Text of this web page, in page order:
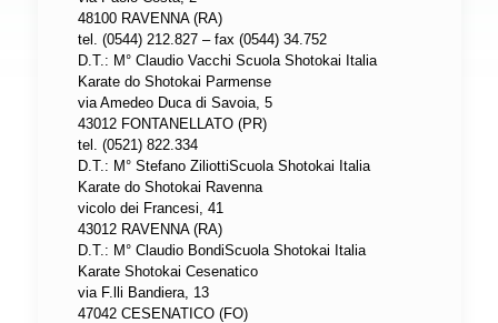
48100 RAVENNA (RA)
tel. (0544) 212.827 – fax (0544) 34.752
D.T.: M° Claudio Vacchi Scuola Shotokai Italia
Karate do Shotokai Parmense
via Amedeo Duca di Savoia, 5
43012 FONTANELLATO (PR)
tel. (0521) 822.334
D.T.: M° Stefano ZiliottiScuola Shotokai Italia
Karate do Shotokai Ravenna
vicolo dei Francesi, 41
43012 RAVENNA (RA)
D.T.: M° Claudio BondiScuola Shotokai Italia
Karate Shotokai Cesenatico
via F.lli Bandiera, 13
47042 CESENATICO (FO)